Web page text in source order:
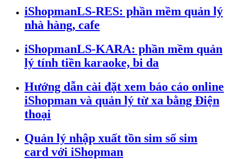
iShopmanLS-RES: phần mềm quản lý
nhà hàng, cafe
iShopmanLS-KARA: phần mềm quản
lý tính tiền karaoke, bi da
Hướng dẫn cài đặt xem báo cáo online
iShopman và quản lý từ xa bằng Điện
thoại
Quản lý nhập xuất tồn sim số sim
card với iShopman